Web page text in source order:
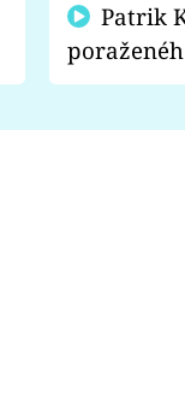
fanoušci